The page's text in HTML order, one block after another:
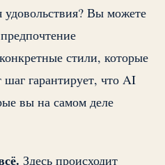
удовольствия? Вы можете
стили, которые
шаг гарантирует, что AI
вы на самом деле
Здесь происходит